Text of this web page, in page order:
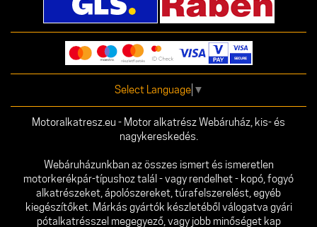
Select Language ▼
Motoralkatresz.eu - Motor alkatrész Webáruház, kis- és
nagykereskedés.
Webáruházunkban az összes ismert és ismeretlen
motorkerékpár-típushoz talál - vagy rendelhet - kopó, fogyó
alkatrészeket, ápolószereket, túrafelszerelést, egyéb
kiegészítőket. Márkás gyártók készletéből válogatva gyári
pótalkatrésszel megegyező, vagy jobb minőséget kap